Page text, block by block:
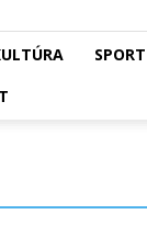
SPORT